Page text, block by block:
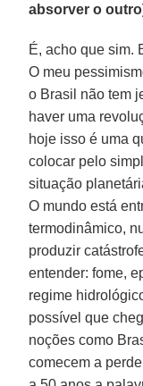
absorver o
É, acho que sim.
O meu
o Brasil não tem
haver uma
hoje isso é uma
colocar pelo
situação
O mundo está
termodinâmico,
produzir
entender: fome,
regime
possível que
noções como
comecem a